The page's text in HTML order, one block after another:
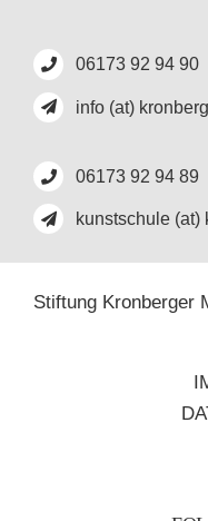
06173 92 94 90
info (at)
06173 92 94 89
kunstschule (at)
Stiftung Kronberger